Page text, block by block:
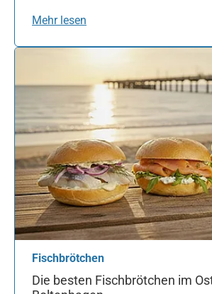
Mehr lesen
Fischbrötchen
Die besten Fischbrötchen im